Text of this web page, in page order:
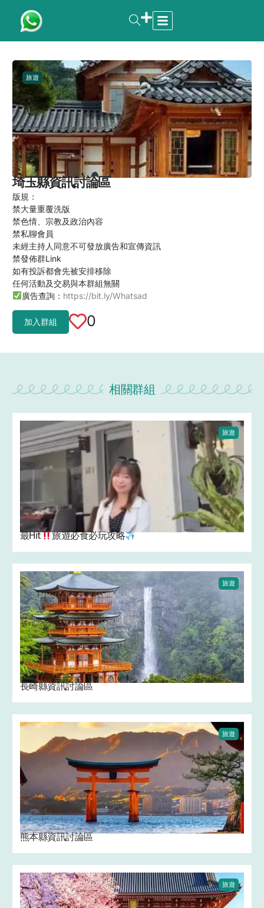
旅遊
埼玉縣資訊討論區
版規：
禁大量重覆洗版
禁色情、宗教及政治內容
禁私聊會員
未經主持人同意不可發放廣告和宣傳資訊
禁發佈群Link
如有投訴都會先被安排移除
任何活動及交易與本群組無關
廣告查詢： https://bit.ly/Whatsad
加入群組 0
相關群組
旅遊
最Hit 旅遊必食必玩攻略
旅遊
長崎縣資訊討論區
旅遊
熊本縣資訊討論區
旅遊